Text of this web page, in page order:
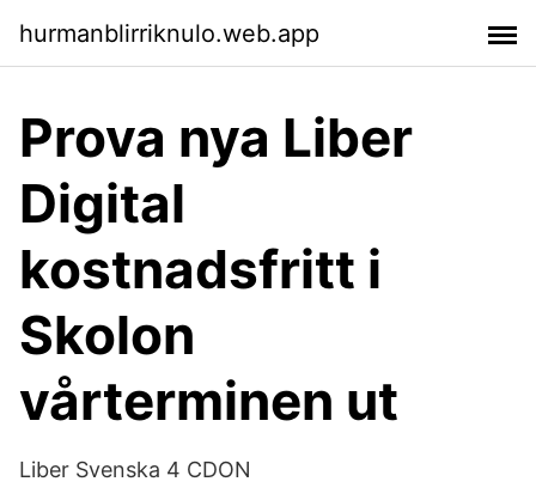
hurmanblirriknulo.web.app
Prova nya Liber
Digital
kostnadsfritt i
Skolon
vårterminen ut
Liber Svenska 4 CDON